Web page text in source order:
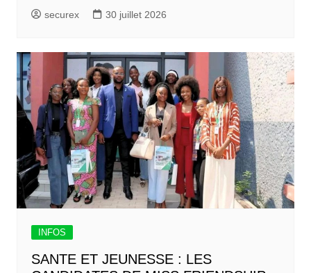
securex 30 juillet 2026
INFOS
SANTE ET JEUNESSE : LES